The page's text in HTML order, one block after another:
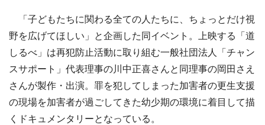
「子どもたちに関わる全ての人たちに、ちょっとだけ視
野を広げてほしい」と企画した同イベント。上映する「道
しるべ」は再犯防止活動に取り組む一般社団法人「チャン
スサポート」代表理事の川中正喜さんと同理事の岡田さえ
さんが製作・出演。罪を犯してしまった加害者の更生支援
の現場を加害者が過ごしてきた幼少期の環境に着目して描
くドキュメンタリーとなっている。